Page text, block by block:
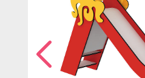
Articole de presă
Arhitecți/Proiectanți
Contact